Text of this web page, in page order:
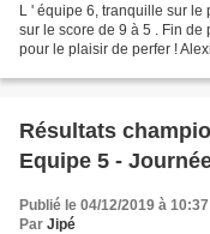
L ' équipe 6, tranquille sur le
sur le score de 9 à 5 . Fin
pour le plaisir de perfer !
Résultats
Equipe 5 -
Publié le 04/12/2019 à 10:37
Par Jipé